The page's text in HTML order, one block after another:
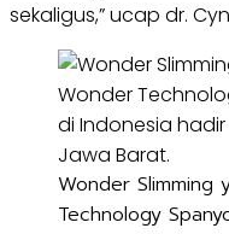
sekaligus,” ucap dr.
Wonder Slimming
Technology